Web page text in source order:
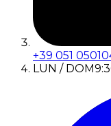
+39 051
LUN / DOM